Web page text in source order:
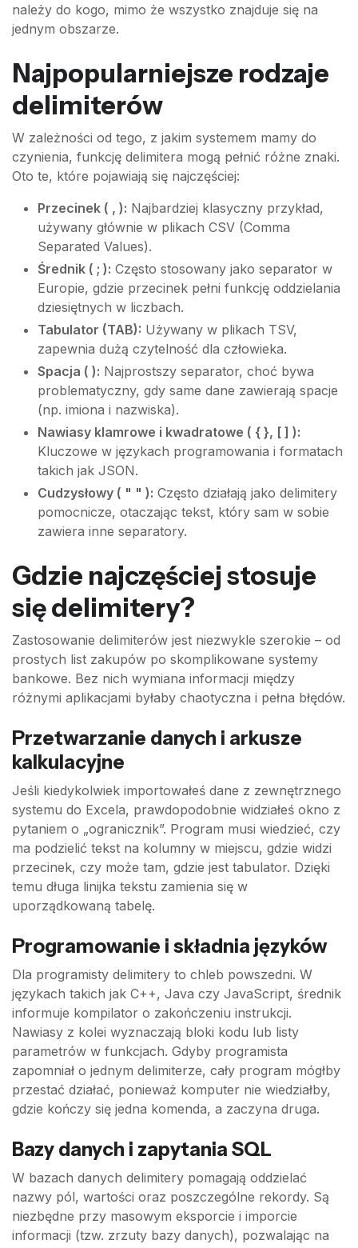
należy do kogo, mimo że wszystko znajduje się na
jednym obszarze.
Najpopularniejsze rodzaje
delimiterów
W zależności od tego, z jakim systemem mamy do
czynienia, funkcję delimitera mogą pełnić różne znaki.
Oto te, które pojawiają się najczęściej:
Przecinek ( , ): Najbardziej klasyczny przykład,
używany głównie w plikach CSV (Comma
Separated Values).
Średnik ( ; ): Często stosowany jako separator w
Europie, gdzie przecinek pełni funkcję oddzielania
dziesiętnych w liczbach.
Tabulator (TAB): Używany w plikach TSV,
zapewnia dużą czytelność dla człowieka.
Spacja ( ): Najprostszy separator, choć bywa
problematyczny, gdy same dane zawierają spacje
(np. imiona i nazwiska).
Nawiasy klamrowe i kwadratowe ( { }, [ ] ):
Kluczowe w językach programowania i formatach
takich jak JSON.
Cudzysłowy ( " " ): Często działają jako delimitery
pomocnicze, otaczając tekst, który sam w sobie
zawiera inne separatory.
Gdzie najczęściej stosuje
się delimitery?
Zastosowanie delimiterów jest niezwykle szerokie – od
prostych list zakupów po skomplikowane systemy
bankowe. Bez nich wymiana informacji między
różnymi aplikacjami byłaby chaotyczna i pełna błędów.
Przetwarzanie danych i arkusze
kalkulacyjne
Jeśli kiedykolwiek importowałeś dane z zewnętrznego
systemu do Excela, prawdopodobnie widziałeś okno z
pytaniem o „ogranicznik”. Program musi wiedzieć, czy
ma podzielić tekst na kolumny w miejscu, gdzie widzi
przecinek, czy może tam, gdzie jest tabulator. Dzięki
temu długa linijka tekstu zamienia się w
uporządkowaną tabelę.
Programowanie i składnia języków
Dla programisty delimitery to chleb powszedni. W
językach takich jak C++, Java czy JavaScript, średnik
informuje kompilator o zakończeniu instrukcji.
Nawiasy z kolei wyznaczają bloki kodu lub listy
parametrów w funkcjach. Gdyby programista
zapomniał o jednym delimiterze, cały program mógłby
przestać działać, ponieważ komputer nie wiedziałby,
gdzie kończy się jedna komenda, a zaczyna druga.
Bazy danych i zapytania SQL
W bazach danych delimitery pomagają oddzielać
nazwy pól, wartości oraz poszczególne rekordy. Są
niezbędne przy masowym eksporcie i imporcie
informacji (tzw. zrzuty bazy danych), pozwalając na